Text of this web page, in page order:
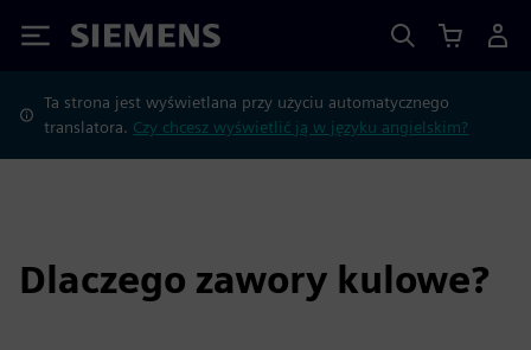
Siemens
Ta strona jest wyświetlana przy użyciu automatycznego
translatora. Czy chcesz wyświetlić ją w języku angielskim?
Dlaczego zawory kulowe?